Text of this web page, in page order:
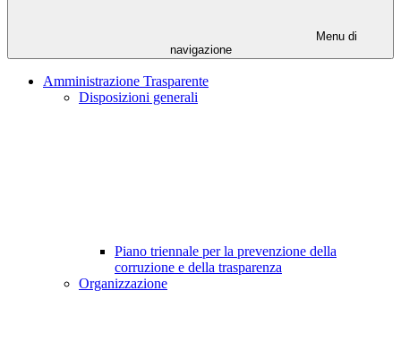
Menu di
navigazione
Amministrazione Trasparente
Disposizioni generali
Piano triennale per la prevenzione della
corruzione e della trasparenza
Organizzazione